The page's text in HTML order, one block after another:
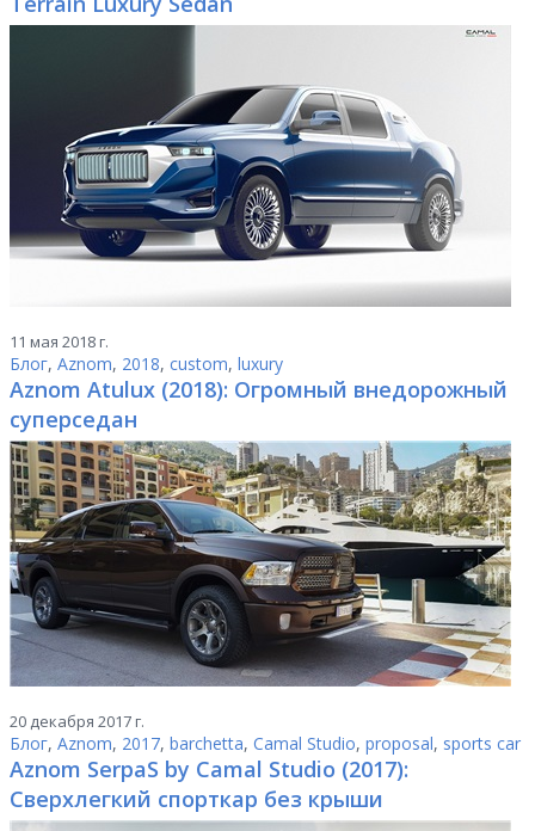
11 мая 2018 г.
Блог, Aznom, 2018, custom, luxury
Aznom Atulux (2018): Огромный внедорожный
суперседан
20 декабря 2017 г.
Блог, Aznom, 2017, barchetta, Camal Studio, proposal, sports car
Aznom SerpaS by Camal Studio (2017):
Сверхлегкий спорткар без крыши